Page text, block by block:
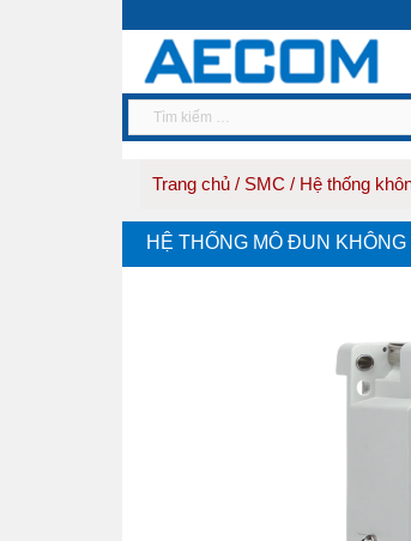
Trang chủ / SMC / Hệ thống
HỆ THỐNG MÔ ĐUN